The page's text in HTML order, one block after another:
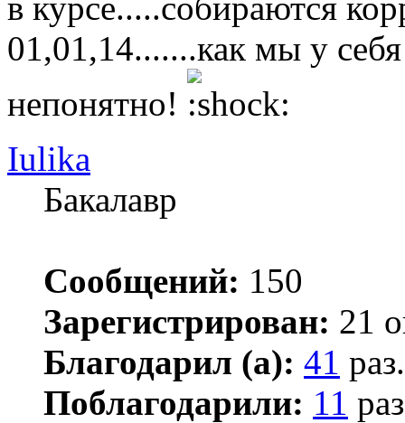
01,01,14.......как мы у
непонятно!
Iulika
Бакалавр
Сообщений: 150
Зарегистрирован: 21
Благодарил (а): 41 раз.
Поблагодарили: 11